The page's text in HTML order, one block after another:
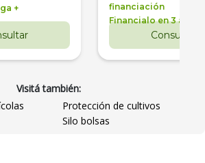
+
financiación
Financialo en 3 años
Consultar
Visitá también:
Protección de cultivos
Silo bolsas